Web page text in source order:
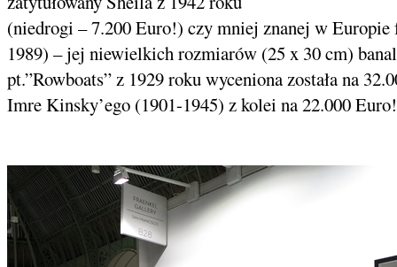
(niedrogi – 7.200 Euro!) czy mniej znanej w
1989) – jej niewielkich rozmiarów (25 x 30 cm)
pt.”Rowboats” z 1929 roku wyceniona została na
Imre Kinsky’ego (1901-1945) z kolei na 22.000 Euro!